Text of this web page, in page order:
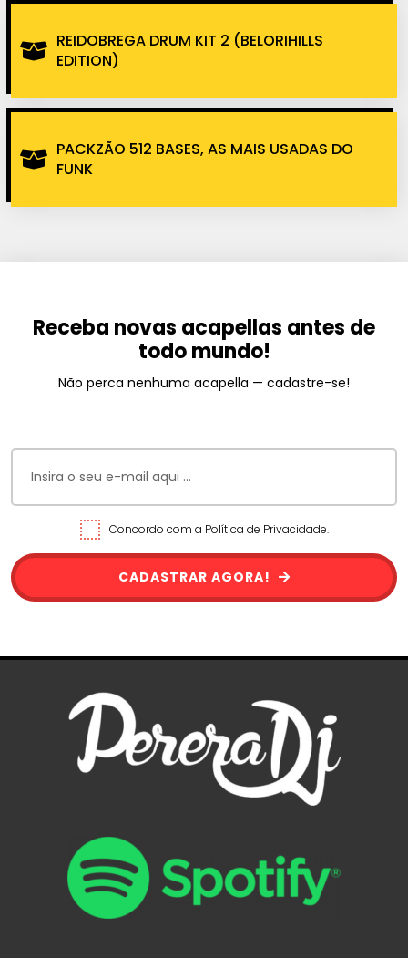
REIDOBREGA DRUM KIT 2 (BELORIHILLS
EDITION)
PACKZÃO 512 BASES, AS MAIS USADAS DO
FUNK
Receba novas acapellas antes de
todo mundo!
Não perca nenhuma acapella — cadastre-se!
Concordo com a Política de Privacidade.
CADASTRAR AGORA!